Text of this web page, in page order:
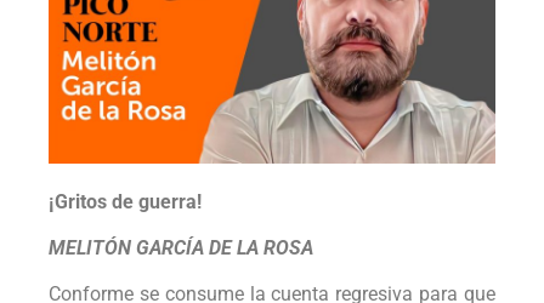
¡Gritos de guerra!
MELITÓN GARCÍA DE LA ROSA
Conforme se consume la cuenta regresiva para que